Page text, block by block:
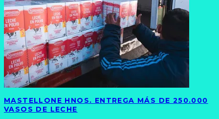
MASTELLONE HNOS. ENTREGA MÁS DE 250.000
VASOS DE LECHE